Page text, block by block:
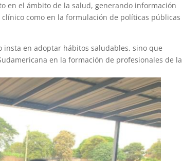
en el ámbito de la salud, generando información
como en la formulación de políticas públicas
insta en adoptar hábitos saludables, sino que
en la formación de profesionales de la